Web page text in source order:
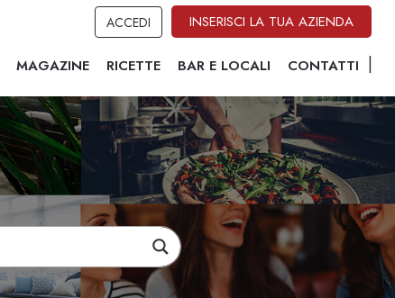
ACCEDI INSERISCI LA TUA AZIENDA
MAGAZINE RICETTE BAR E LOCALI CONTATTI